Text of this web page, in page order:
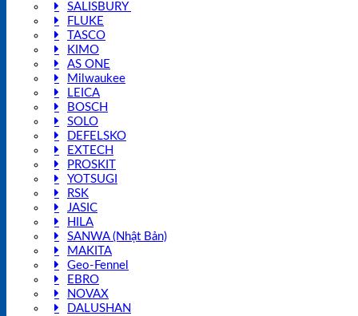
SALISBURY
FLUKE
TASCO
KIMO
AS ONE
Milwaukee
LEICA
BOSCH
SOLO
DEFELSKO
EXTECH
PROSKIT
YOTSUGI
RSK
JASIC
HILA
SANWA (Nhật Bản)
MAKITA
Geo-Fennel
EBRO
NOVAX
DALUSHAN